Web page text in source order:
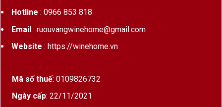
Hotline : 0966 853 818
Email: ruouvangwinehome@gmail.com
Website : https://winehome.vn
Mã số thuế: 0109826732
Ngày cấp: 22/11/2021